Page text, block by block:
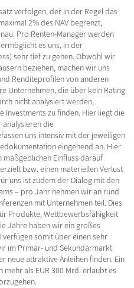
verfolgen, der in der Regel das
2% des NAV begrenzt,
Pro Renten-Manager werden
es uns, in der
sehr tief zu gehen. Obwohl wir
beziehen, machen wir uns
Renditeprofilen von anderen
Unternehmen, die über kein Rating
nicht analysiert werden,
Investments zu finden. Hier liegt die
analysieren die
uns intensiv mit der jeweiligen
eingehend an. Hier
Einfluss darauf
bzw. einen materiellen Verlust
uns ist zudem der Dialog mit den
– pro Jahr nehmen wir an rund
mit Unternehmen teil. Dies
Produkte, Wettbewerbsfähigkeit
Jahre haben wir ein großes
somit über einen sehr
im Primär- und Sekundärmarkt
neue attraktive Anleihen finden. Ein
mehr als EUR 300 Mrd. erlaubt es